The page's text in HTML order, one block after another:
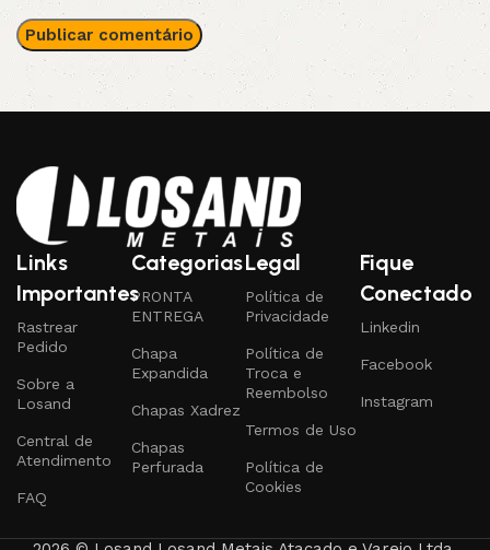
Links
Importantes
Rastrear
Pedido
Sobre a
Losand
Central de
Atendimento
FAQ
Categorias
PRONTA
ENTREGA
Chapa
Expandida
Chapas Xadrez
Chapas
Perfurada
Legal
Política de
Privacidade
Política de
Troca e
Reembolso
Termos de Uso
Política de
Cookies
Fique
Conectado
Linkedin
Facebook
Instagram